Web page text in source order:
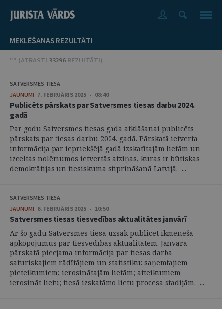
MEKLĒŠANAS REZULTĀTI
"" (ATRASTI 33296 REZULTĀTI)
SATVERSMES TIESA
JAUNUMI 7. FEBRUĀRIS 2025 • 08:40
Publicēts pārskats par Satversmes tiesas darbu 2024.
gadā
Par godu Satversmes tiesas gada atklāšanai publicēts
pārskats par tiesas darbu 2024. gadā. Pārskatā ietverta
informācija par iepriekšējā gadā izskatītajām lietām un
izceltas nolēmumos ietvertās atziņas, kuras ir būtiskas
demokrātijas un tiesiskuma stiprināšanā Latvijā. ...
SATVERSMES TIESA
JAUNUMI 6. FEBRUĀRIS 2025 • 10:50
Satversmes tiesas tiesvedības aktualitātes janvārī
Ar šo gadu Satversmes tiesa uzsāk publicēt ikmēneša
apkopojumus par tiesvedības aktualitātēm. Janvāra
pārskatā pieejama informācija par tiesas darba
saturiskajiem rādītājiem un statistiku: saņemtajiem
pieteikumiem; ierosinātajām lietām; atteikumiem
ierosināt lietu; tiesā izskatāmo lietu procesa stadijām. ...